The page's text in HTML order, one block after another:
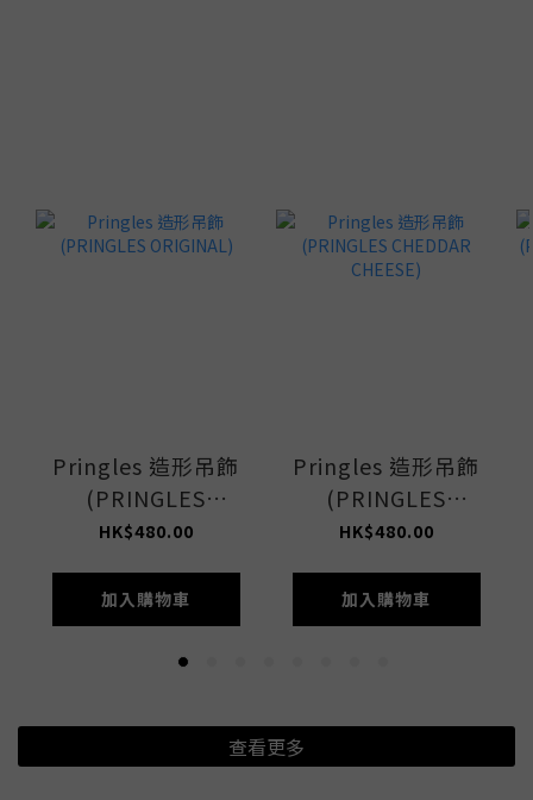
Pringles 造形吊飾
(PRINGLES
ORIGINAL)
HK$480.00
加入購物車
Pringles 造形吊飾
(PRINGLES
CHEDDAR
HK$480.00
加入購物車
查看更多